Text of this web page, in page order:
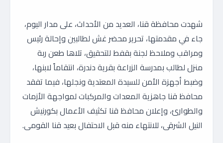
شهدت محافظة قنا، العديد من الأحداث، على مدار اليوم،
جاء في مقدمتها، تحرير محضر غش لطالبين وإحالة رئيس
ومراقب وملاحظ لجنة بقفط للتحقيق، تلاها طعن ربة
منزل لطالب بمدرسة الزراعة بقرية دندرة، انتقاماً لابنها،
وضبط أجهزة الأمن للسيدة المعتدية ونجلها، فيما تفقد
محافظ قنا جاهزية المعدات والمركبات لمواجهة الأزمات
والطوارئ، وإعلان محافظ قنا تكثيف الأعمال بكورنيش
النيل الشرقى، للانتهاء منه قبل الاحتفال بعيد قنا القومى.